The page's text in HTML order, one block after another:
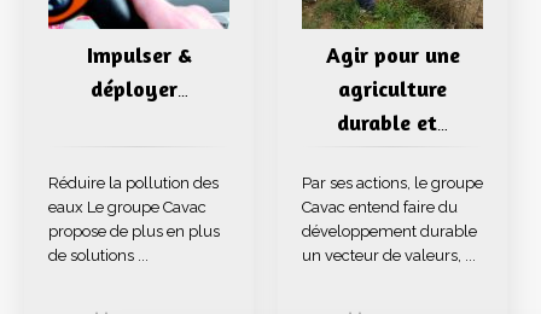
Impulser &
déployer…
Réduire la pollution des
eaux Le groupe Cavac
propose de plus en plus
de solutions ...
Agir pour une
agriculture
durable et
Par ses actions, le groupe
Cavac entend faire du
développement durable
un vecteur de valeurs, ...